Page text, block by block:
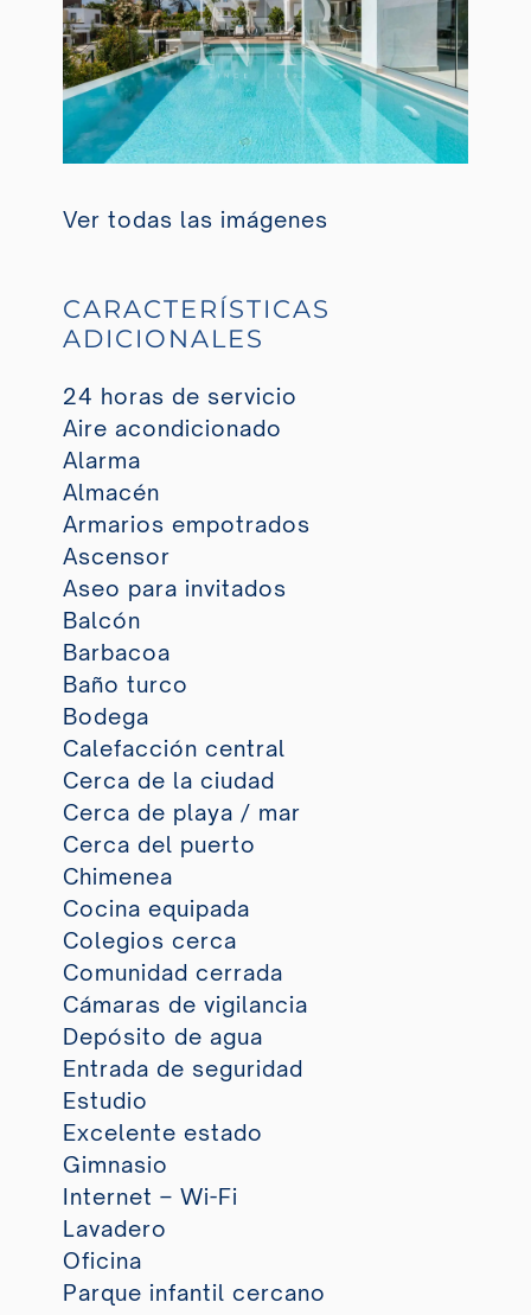
Ver todas las imágenes
CARACTERÍSTICAS
ADICIONALES
24 horas de servicio
Aire acondicionado
Alarma
Almacén
Armarios empotrados
Ascensor
Aseo para invitados
Balcón
Barbacoa
Baño turco
Bodega
Calefacción central
Cerca de la ciudad
Cerca de playa / mar
Cerca del puerto
Chimenea
Cocina equipada
Colegios cerca
Comunidad cerrada
Cámaras de vigilancia
Depósito de agua
Entrada de seguridad
Estudio
Excelente estado
Gimnasio
Internet – Wi-Fi
Lavadero
Oficina
Parque infantil cercano